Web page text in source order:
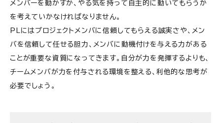
メンバーを動かすか、やる気を持って自主的に動いてもらうか
を考えていかなければなりません。
PLにはプロジェクトメンバに信頼してもらえる誠実さや、メン
バを信頼して任せる胆力、メンバに動機付けを与える力がある
ことが重要な資質になってきます。自分が力を発揮するよりも、
チームメンバが力を付与される環境を整える、利他的な思考が
必要でしょう。